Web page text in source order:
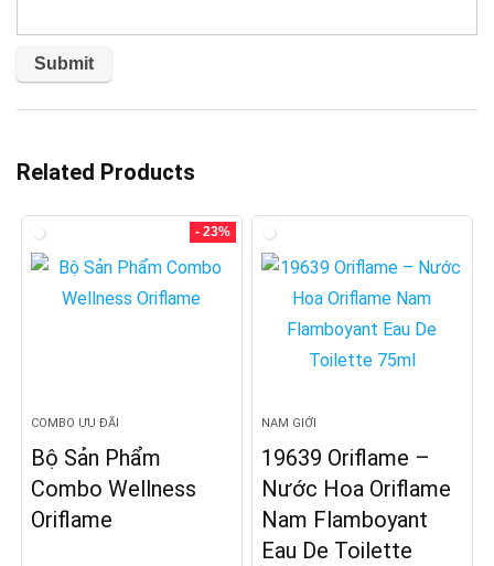
Related Products
- 23%
COMBO ƯU ĐÃI
Bộ Sản Phẩm
Combo Wellness
Oriflame
NAM GIỚI
19639 Oriflame –
Nước Hoa Oriflame
Nam Flamboyant
Eau De Toilette